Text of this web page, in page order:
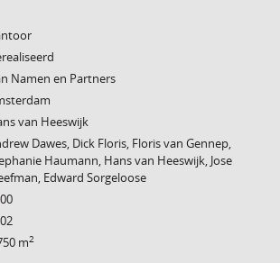
Namen en Partners
van Heeswijk
Dawes, Dick Floris, Floris van Gennep,
Haumann, Hans van Heeswijk, Jose
Edward Sorgeloose
m2